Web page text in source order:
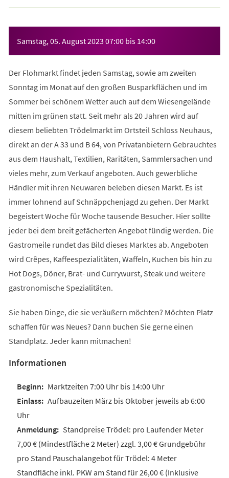
Samstag, 05. August 2023 07:00 bis 14:00
Der Flohmarkt findet jeden Samstag, sowie am zweiten
Sonntag im Monat auf den großen Busparkflächen und im
Sommer bei schönem Wetter auch auf dem Wiesengelände
mitten im grünen statt. Seit mehr als 20 Jahren wird auf
diesem beliebten Trödelmarkt im Ortsteil Schloss Neuhaus,
direkt an der A 33 und B 64, von Privatanbietern Gebrauchtes
aus dem Haushalt, Textilien, Raritäten, Sammlersachen und
vieles mehr, zum Verkauf angeboten. Auch gewerbliche
Händler mit ihren Neuwaren beleben diesen Markt. Es ist
immer lohnend auf Schnäppchenjagd zu gehen. Der Markt
begeistert Woche für Woche tausende Besucher. Hier sollte
jeder bei dem breit gefächerten Angebot fündig werden. Die
Gastromeile rundet das Bild dieses Marktes ab. Angeboten
wird Crêpes, Kaffeespezialitäten, Waffeln, Kuchen bis hin zu
Hot Dogs, Döner, Brat- und Currywurst, Steak und weitere
gastronomische Spezialitäten.
Sie haben Dinge, die sie veräußern möchten? Möchten Platz
schaffen für was Neues? Dann buchen Sie gerne einen
Standplatz. Jeder kann mitmachen!
Informationen
Marktzeiten 7:00 Uhr bis 14:00 Uhr
Aufbauzeiten März bis Oktober jeweils ab 6:00
Uhr
Standpreise Trödel: pro Laufender Meter
7,00 € (Mindestfläche 2 Meter) zzgl. 3,00 € Grundgebühr
pro Stand Pauschalangebot für Trödel: 4 Meter
Standfläche inkl. PKW am Stand für 26,00 € (Inklusive